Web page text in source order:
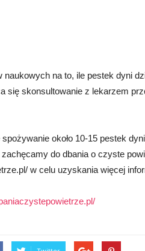
na to, ile pestek dyni
się skonsultowanie z lekarzem
około 10-15 pestek
do dbania o czyste
w celu uzyskania więcej